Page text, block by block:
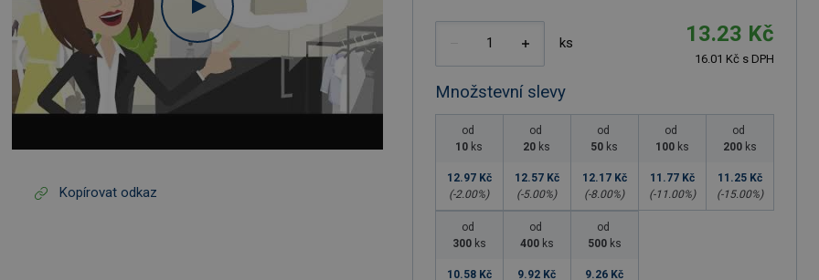
Kopírovat odkaz
ks 13.23 Kč
16.01 Kč s DPH
Množstevní slevy
od
10 ks
12.97 Kč
(-2.00%)
od
20 ks
12.57 Kč
(-5.00%)
od
50 ks
12.17 Kč
(-8.00%)
od
100 ks
11.77 Kč
(-11.00%)
od
200 ks
11.25 Kč
(-15.00%)
od
300 ks
10.58 Kč
od
400 ks
9.92 Kč
od
500 ks
9.26 Kč